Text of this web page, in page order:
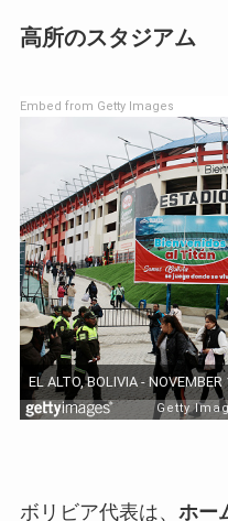
高所のスタジアム
Embed from Getty Images
ボリビア代表は、 ホー